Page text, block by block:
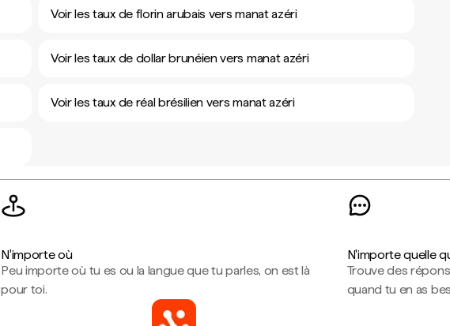
Voir les taux de florin arubais vers manat azéri
Voir les taux de dollar brunéien vers manat azéri
Voir les taux de réal brésilien vers manat azéri
N'importe où
Peu importe où tu es ou la langue que tu parles, on est là
pour toi.
N'importe quelle
Trouve des
quand tu en as